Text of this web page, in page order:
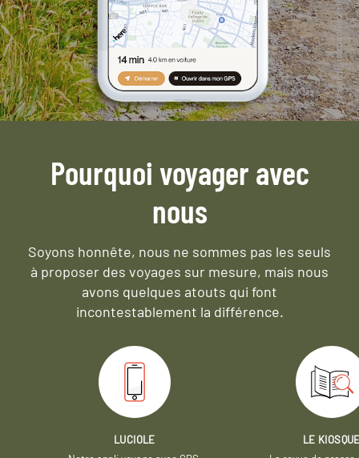
Pourquoi voyager avec
nous
Soyons honnête, nous ne sommes pas les seuls
à proposer des voyages sur mesure, mais nous
avons quelques atouts qui font
incontestablement la différence.
LUCIOLE
LE